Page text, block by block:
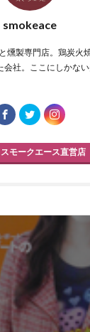
smokeace
燻製専門店。鶏炭火
会社。ここにしかな
スモークエース直営店